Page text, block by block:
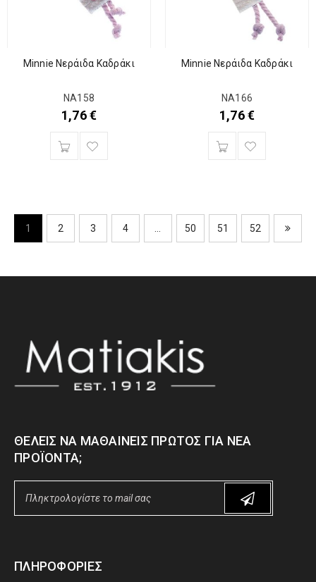
Minnie Νεράιδα Καδράκι
ΝΑ158
1,76€
Minnie Νεράιδα Καδράκι
ΝΑ166
1,76€
1 2 3 4 … 50 51 52
ΘΈΛΕΙΣ ΝΑ ΜΑΘΑΊΝΕΙΣ ΠΡΏΤΟΣ ΓΙΑ ΝΈΑ
ΠΡΟΪΌΝΤΑ;
ΠΛΗΡΟΦΟΡΊΕΣ